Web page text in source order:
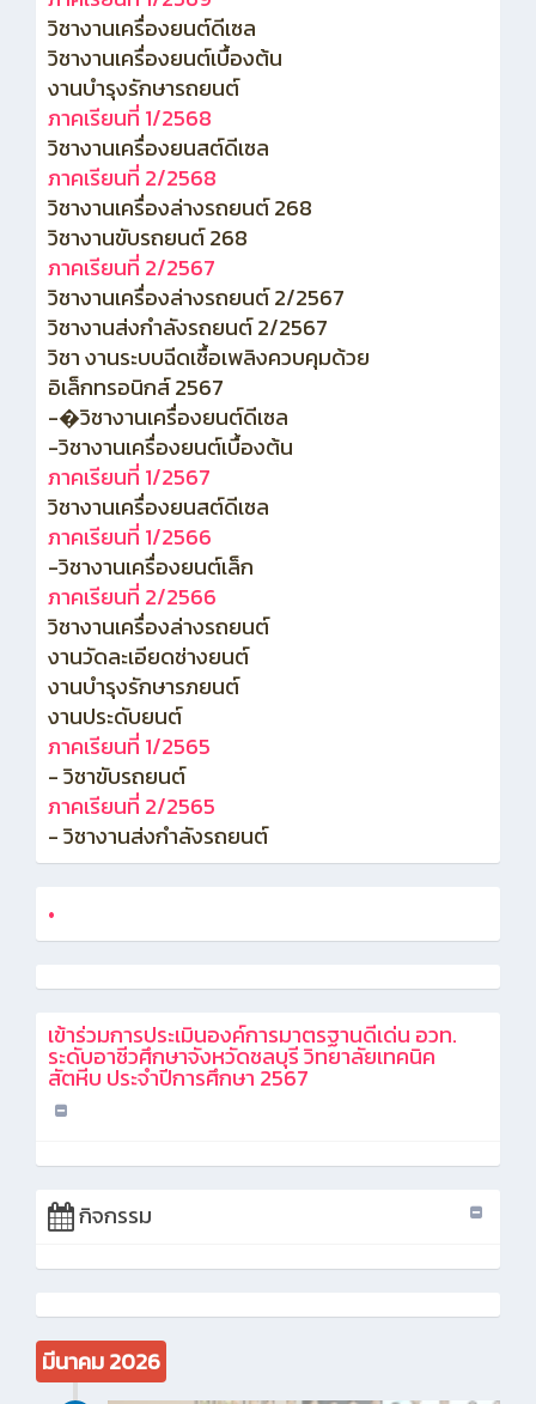
วิชางานเครื่องยนต์ดีเซล
วิชางานเครื่องยนต์เบื้องต้น
งานบำรุงรักษารถยนต์
ภาคเรียนที่ 1/2568
วิชางานเครื่องยนสต์ดีเซล
ภาคเรียนที่ 2/2568
วิชางานเครื่องล่างรถยนต์ 268
วิชางานขับรถยนต์ 268
ภาคเรียนที่ 2/2567
วิชางานเครื่องล่างรถยนต์ 2/2567
วิชางานส่งกำลังรถยนต์ 2/2567
วิชา งานระบบฉีดเชื้อเพลิงควบคุมด้วย
อิเล็กทรอนิกส์ 2567
-�วิชางานเครื่องยนต์ดีเซล
-วิชางานเครื่องยนต์เบื้องต้น
ภาคเรียนที่ 1/2567
วิชางานเครื่องยนสต์ดีเซล
ภาคเรียนที่ 1/2566
-วิชางานเครื่องยนต์เล็ก
ภาคเรียนที่ 2/2566
วิชางานเครื่องล่างรถยนต์
งานวัดละเอียดช่างยนต์
งานบำรุงรักษารภยนต์
งานประดับยนต์
ภาคเรียนที่ 1/2565
- วิชาขับรถยนต์
ภาคเรียนที่ 2/2565
- วิชางานส่งกำลังรถยนต์
•
เข้าร่วมการประเมินองค์การมาตรฐานดีเด่น อวท.
ระดับอาชีวศึกษาจังหวัดชลบุรี วิทยาลัยเทคนิค
สัตหีบ ประจำปีการศึกษา 2567
กิจกรรม
มีนาคม 2026